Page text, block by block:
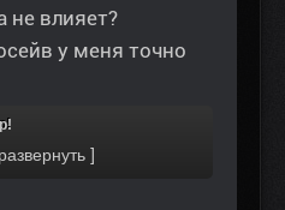
не влияет?
у меня точно